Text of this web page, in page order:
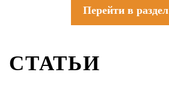
Перейти в раздел
СТАТЬИ